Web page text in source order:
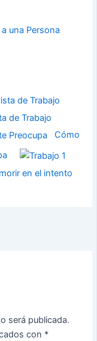
una Persona
de Trabajo
Cómo
en el intento
será publicada.
con *